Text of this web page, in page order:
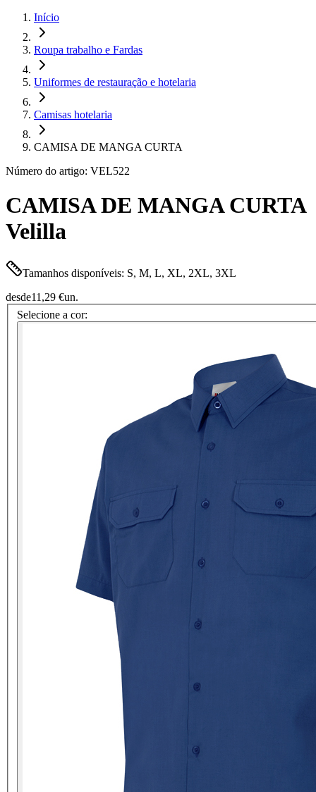
Início
Roupa trabalho e Fardas
Uniformes de restauração e hotelaria
Camisas hotelaria
CAMISA DE MANGA CURTA
Número do artigo: VEL522
CAMISA DE MANGA CURTA
Velilla
Tamanhos disponíveis: S, M, L, XL, 2XL, 3XL
desde11,29 €un.
Selecione a cor: